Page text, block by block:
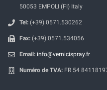
50053 EMPOLI (FI) Italy
Tel: (+39) 0571.530262
Fax: (+39) 0571.534056
Email: info@vernicispray.fr
Numéro de TVA: FR 54